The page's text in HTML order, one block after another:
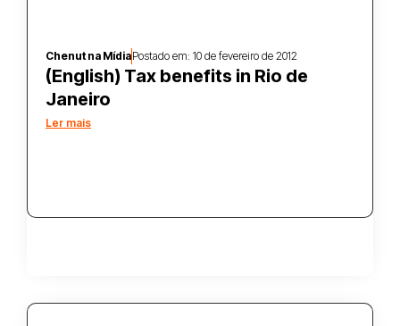
Chenut na MídiaPostado em: 10 de fevereiro de 2012
(English) Tax benefits in Rio de
Janeiro
Ler mais